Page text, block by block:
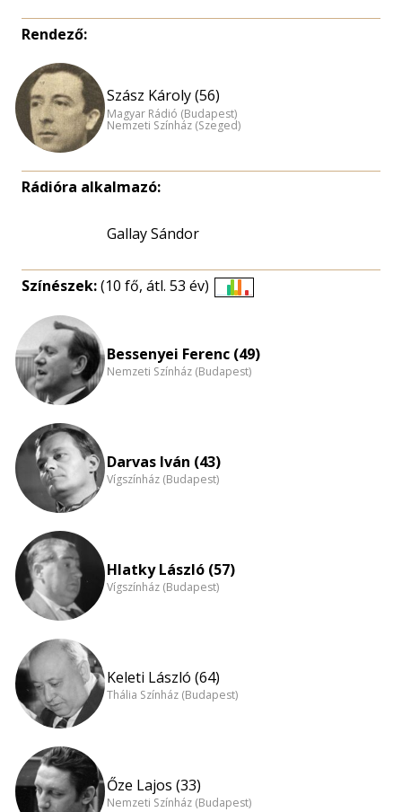
Rendező:
Szász Károly (56)
Magyar Rádió (Budapest)
Nemzeti Színház (Szeged)
Rádióra alkalmazó:
Gallay Sándor
Színészek:(10 fő, átl. 53 év)
nagyítása
Bessenyei Ferenc (49)
Nemzeti Színház (Budapest)
Darvas Iván (43)
Vígszínház (Budapest)
Hlatky László (57)
Vígszínház (Budapest)
Keleti László (64)
Thália Színház (Budapest)
Őze Lajos (33)
Nemzeti Színház (Budapest)